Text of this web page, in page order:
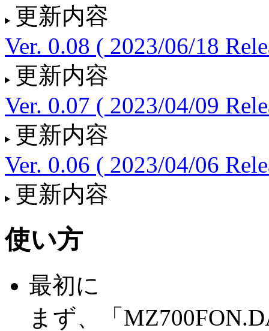
更新内容
Ver. 0.08 ( 2023/06/18
更新内容
Ver. 0.07 ( 2023/04/09
更新内容
Ver. 0.06 ( 2023/04/06
更新内容
使い方
最初に
まず、「